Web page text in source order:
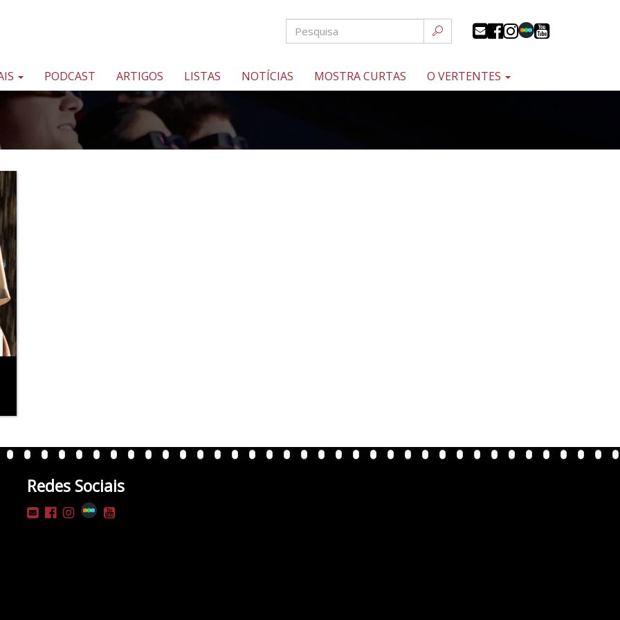
PODCAST ARTIGOS LISTAS NOTÍCIAS MOSTRA CURTAS O VERTENTES
Redes Sociais